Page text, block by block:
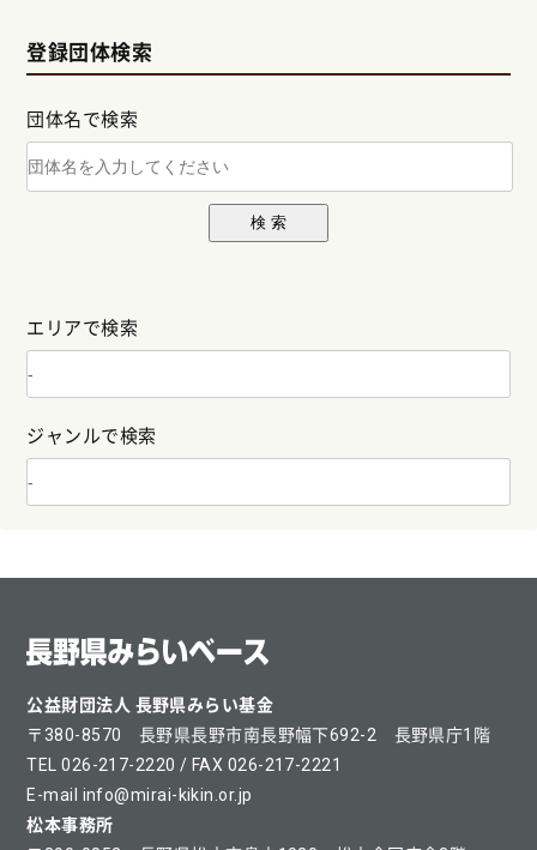
登録団体検索
団体名で検索
検 索
エリアで検索
ジャンルで検索
公益財団法人 長野県みらい基金
〒380-8570 長野県長野市南長野幅下692-2 長野県庁1階
TEL 026-217-2220 / FAX 026-217-2221
E-mail info@mirai-kikin.or.jp
松本事務所